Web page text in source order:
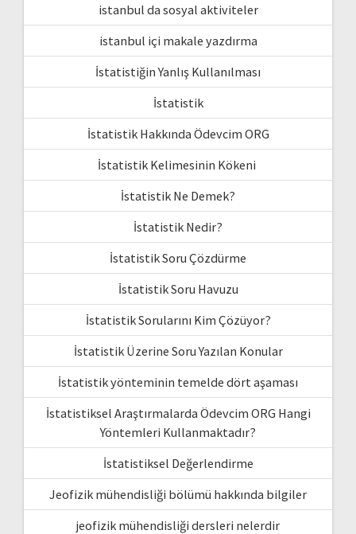
istanbul da sosyal aktiviteler
istanbul içi makale yazdırma
İstatistiğin Yanlış Kullanılması
İstatistik
İstatistik Hakkında Ödevcim ORG
İstatistik Kelimesinin Kökeni
İstatistik Ne Demek?
İstatistik Nedir?
İstatistik Soru Çözdürme
İstatistik Soru Havuzu
İstatistik Sorularını Kim Çözüyor?
İstatistik Üzerine Soru Yazılan Konular
İstatistik yönteminin temelde dört aşaması
İstatistiksel Araştırmalarda Ödevcim ORG Hangi
Yöntemleri Kullanmaktadır?
İstatistiksel Değerlendirme
Jeofizik mühendisliği bölümü hakkında bilgiler
jeofizik mühendisliği dersleri nelerdir